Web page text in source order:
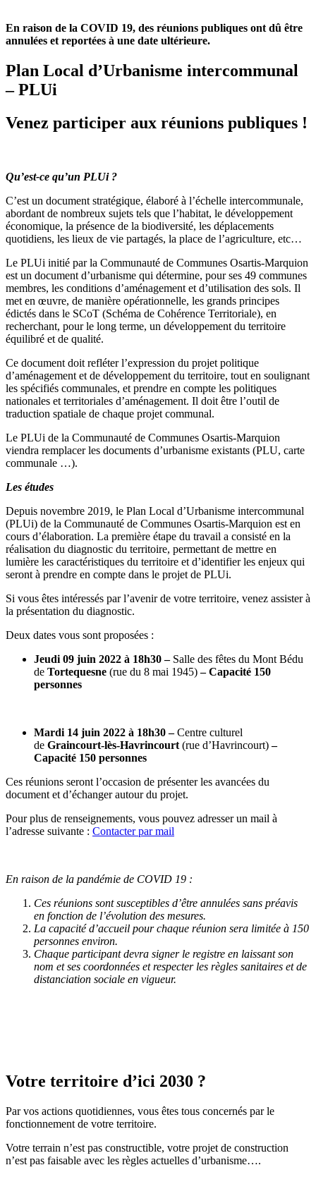
En raison de la COVID 19, des réunions publiques ont dû être
annulées et reportées à une date ultérieure.
Plan Local d’Urbanisme intercommunal
– PLUi
Venez participer aux réunions publiques !
Qu’est-ce qu’un PLUi ?
C’est un document stratégique, élaboré à l’échelle intercommunale,
abordant de nombreux sujets tels que l’habitat, le développement
économique, la présence de la biodiversité, les déplacements
quotidiens, les lieux de vie partagés, la place de l’agriculture, etc…
Le PLUi initié par la Communauté de Communes Osartis-Marquion
est un document d’urbanisme qui détermine, pour ses 49 communes
membres, les conditions d’aménagement et d’utilisation des sols. Il
met en œuvre, de manière opérationnelle, les grands principes
édictés dans le SCoT (Schéma de Cohérence Territoriale), en
recherchant, pour le long terme, un développement du territoire
équilibré et de qualité.
Ce document doit refléter l’expression du projet politique
d’aménagement et de développement du territoire, tout en soulignant
les spécifiés communales, et prendre en compte les politiques
nationales et territoriales d’aménagement. Il doit être l’outil de
traduction spatiale de chaque projet communal.
Le PLUi de la Communauté de Communes Osartis-Marquion
viendra remplacer les documents d’urbanisme existants (PLU, carte
communale …).
Les études
Depuis novembre 2019, le Plan Local d’Urbanisme intercommunal
(PLUi) de la Communauté de Communes Osartis-Marquion est en
cours d’élaboration. La première étape du travail a consisté en la
réalisation du diagnostic du territoire, permettant de mettre en
lumière les caractéristiques du territoire et d’identifier les enjeux qui
seront à prendre en compte dans le projet de PLUi.
Si vous êtes intéressés par l’avenir de votre territoire, venez assister à
la présentation du diagnostic.
Deux dates vous sont proposées :
Jeudi 09 juin 2022 à 18h30 – Salle des fêtes du Mont Bédu
de Tortequesne (rue du 8 mai 1945)– Capacité 150
personnes
Mardi 14 juin 2022 à 18h30 –Centre culturel
de Graincourt-lès-Havrincourt (rue d’Havrincourt)–
Capacité 150 personnes
Ces réunions seront l’occasion de présenter les avancées du
document et d’échanger autour du projet.
Pour plus de renseignements, vous pouvez adresser un mail à
l’adresse suivante : Contacter par mail
En raison de la pandémie de COVID 19 :
Ces réunions sont susceptibles d’être annulées sans préavis
en fonction de l’évolution des mesures.
La capacité d’accueil pour chaque réunion sera limitée à 150
personnes environ.
Chaque participant devra signer le registre en laissant son
nom et ses coordonnées et respecter les règles sanitaires et de
distanciation sociale en vigueur.
Votre territoire d’ici 2030 ?
Par vos actions quotidiennes, vous êtes tous concernés par le
fonctionnement de votre territoire.
Votre terrain n’est pas constructible, votre projet de construction
n’est pas faisable avec les règles actuelles d’urbanisme….